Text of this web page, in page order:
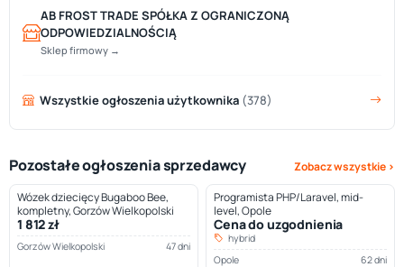
AB FROST TRADE SPÓŁKA Z OGRANICZONĄ
ODPOWIEDZIALNOŚCIĄ
Sklep firmowy →
Wszystkie ogłoszenia użytkownika (378)
Pozostałe ogłoszenia sprzedawcy
Zobacz wszystkie ›
Wózek dziecięcy Bugaboo Bee,
kompletny, Gorzów Wielkopolski
1 812 zł
Gorzów Wielkopolski 47 dni
Programista PHP/Laravel, mid-
level, Opole
Cena do uzgodnienia
hybrid
Opole
62 dni